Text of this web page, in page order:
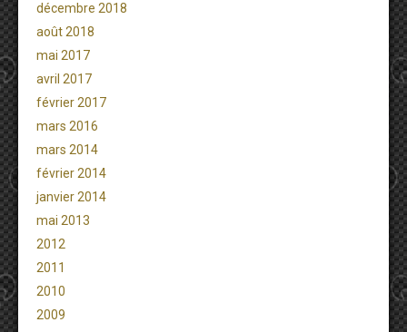
décembre 2018
août 2018
mai 2017
avril 2017
février 2017
mars 2016
mars 2014
février 2014
janvier 2014
mai 2013
2012
2011
2010
2009